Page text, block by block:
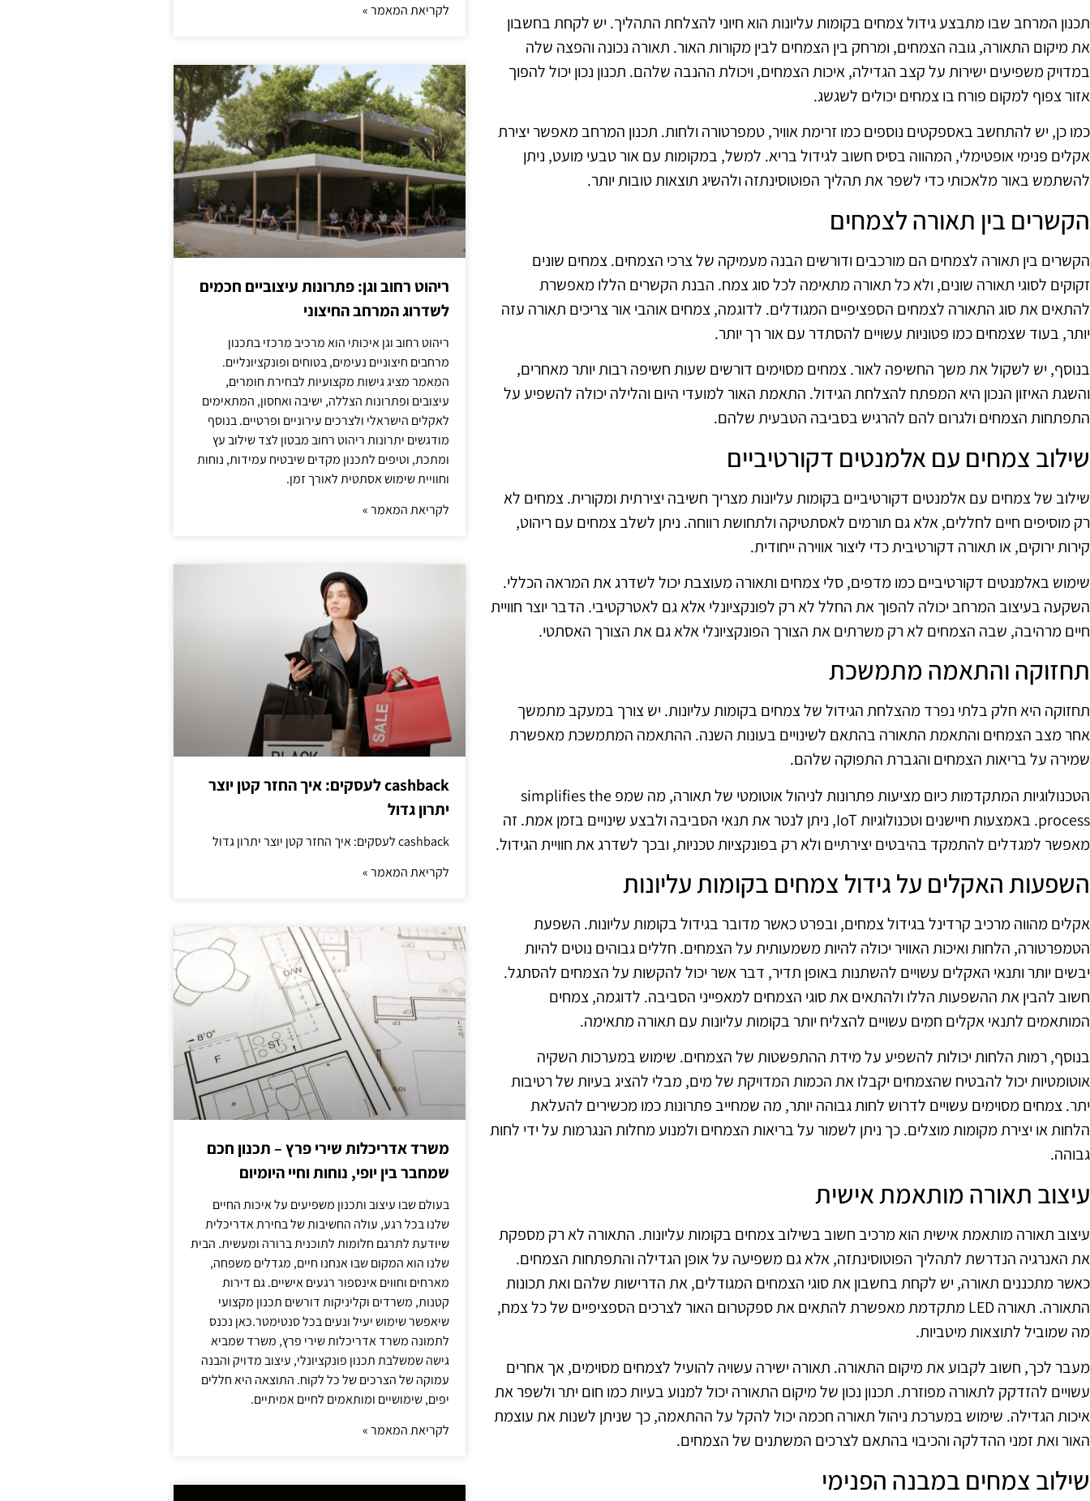
תכנון המרחב שבו מתבצע גידול צמחים בקומות עליונות הוא חיוני להצלחת התהליך. יש לקחת בחשבון
את מיקום התאורה, גובה הצמחים, ומרחק בין הצמחים לבין מקורות האור. תאורה נכונה והפצה שלה
במדויק משפיעים ישירות על קצב הגדילה, איכות הצמחים, ויכולת ההנבה שלהם. תכנון נכון יכול להפוך
אזור צפוף למקום פורח בו צמחים יכולים לשגשג.
כמו כן, יש להתחשב באספקטים נוספים כמו זרימת אוויר, טמפרטורה ולחות. תכנון המרחב מאפשר יצירת
אקלים פנימי אופטימלי, המהווה בסיס חשוב לגידול בריא. למשל, במקומות עם אור טבעי מועט, ניתן
להשתמש באור מלאכותי כדי לשפר את תהליך הפוטוסינתזה ולהשיג תוצאות טובות יותר.
הקשרים בין תאורה לצמחים
הקשרים בין תאורה לצמחים הם מורכבים ודורשים הבנה מעמיקה של צרכי הצמחים. צמחים שונים
זקוקים לסוגי תאורה שונים, ולא כל תאורה מתאימה לכל סוג צמח. הבנת הקשרים הללו מאפשרת
להתאים את סוג התאורה לצמחים הספציפיים המגודלים. לדוגמה, צמחים אוהבי אור צריכים תאורה עזה
יותר, בעוד שצמחים כמו פטוניות עשויים להסתדר עם אור רך יותר.
בנוסף, יש לשקול את משך החשיפה לאור. צמחים מסוימים דורשים שעות חשיפה רבות יותר מאחרים,
והשגת האיזון הנכון היא המפתח להצלחת הגידול. התאמת האור למועדי היום והלילה יכולה להשפיע על
התפתחות הצמחים ולגרום להם להרגיש בסביבה הטבעית שלהם.
שילוב צמחים עם אלמנטים דקורטיביים
שילוב של צמחים עם אלמנטים דקורטיביים בקומות עליונות מצריך חשיבה יצירתית ומקורית. צמחים לא
רק מוסיפים חיים לחללים, אלא גם תורמים לאסתטיקה ולתחושת רווחה. ניתן לשלב צמחים עם ריהוט,
קירות ירוקים, או תאורה דקורטיבית כדי ליצור אווירה ייחודית.
שימוש באלמנטים דקורטיביים כמו מדפים, סלי צמחים ותאורה מעוצבת יכול לשדרג את המראה הכללי.
השקעה בעיצוב המרחב יכולה להפוך את החלל לא רק לפונקציונלי אלא גם לאטרקטיבי. הדבר יוצר חוויית
חיים מרהיבה, שבה הצמחים לא רק משרתים את הצורך הפונקציונלי אלא גם את הצורך האסתטי.
תחזוקה והתאמה מתמשכת
תחזוקה היא חלק בלתי נפרד מהצלחת הגידול של צמחים בקומות עליונות. יש צורך במעקב מתמשך
אחר מצב הצמחים והתאמת התאורה בהתאם לשינויים בעונות השנה. ההתאמה המתמשכת מאפשרת
שמירה על בריאות הצמחים והגברת התפוקה שלהם.
הטכנולוגיות המתקדמות כיום מציעות פתרונות לניהול אוטומטי של תאורה, מה שמפ simplifies the
process. באמצעות חיישנים וטכנולוגיות IoT, ניתן לנטר את תנאי הסביבה ולבצע שינויים בזמן אמת. זה
מאפשר למגדלים להתמקד בהיבטים יצירתיים ולא רק בפונקציות טכניות, ובכך לשדרג את חוויית הגידול.
השפעות האקלים על גידול צמחים בקומות עליונות
אקלים מהווה מרכיב קרדינל בגידול צמחים, ובפרט כאשר מדובר בגידול בקומות עליונות. השפעת
הטמפרטורה, הלחות ואיכות האוויר יכולה להיות משמעותית על הצמחים. חללים גבוהים נוטים להיות
יבשים יותר ותנאי האקלים עשויים להשתנות באופן תדיר, דבר אשר יכול להקשות על הצמחים להסתגל.
חשוב להבין את ההשפעות הללו ולהתאים את סוגי הצמחים למאפייני הסביבה. לדוגמה, צמחים
המותאמים לתנאי אקלים חמים עשויים להצליח יותר בקומות עליונות עם תאורה מתאימה.
בנוסף, רמות הלחות יכולות להשפיע על מידת ההתפשטות של הצמחים. שימוש במערכות השקיה
אוטומטיות יכול להבטיח שהצמחים יקבלו את הכמות המדויקת של מים, מבלי להציג בעיות של רטיבות
יתר. צמחים מסוימים עשויים לדרוש לחות גבוהה יותר, מה שמחייב פתרונות כמו מכשירים להעלאת
הלחות או יצירת מקומות מוצלים. כך ניתן לשמור על בריאות הצמחים ולמנוע מחלות הנגרמות על ידי לחות
גבוהה.
עיצוב תאורה מותאמת אישית
עיצוב תאורה מותאמת אישית הוא מרכיב חשוב בשילוב צמחים בקומות עליונות. התאורה לא רק מספקת
את האנרגיה הנדרשת לתהליך הפוטוסינתזה, אלא גם משפיעה על אופן הגדילה והתפתחות הצמחים.
כאשר מתכננים תאורה, יש לקחת בחשבון את סוגי הצמחים המגודלים, את הדרישות שלהם ואת תכונות
התאורה. תאורה LED מתקדמת מאפשרת להתאים את ספקטרום האור לצרכים הספציפיים של כל צמח,
מה שמוביל לתוצאות מיטביות.
מעבר לכך, חשוב לקבוע את מיקום התאורה. תאורה ישירה עשויה להועיל לצמחים מסוימים, אך אחרים
עשויים להזדקק לתאורה מפוזרת. תכנון נכון של מיקום התאורה יכול למנוע בעיות כמו חום יתר ולשפר את
איכות הגדילה. שימוש במערכת ניהול תאורה חכמה יכול להקל על ההתאמה, כך שניתן לשנות את עוצמת
האור ואת זמני ההדלקה והכיבוי בהתאם לצרכים המשתנים של הצמחים.
שילוב צמחים במבנה הפנימי
לקריאת המאמר »
ריהוט רחוב וגן: פתרונות עיצוביים חכמים
לשדרוג המרחב החיצוני
ריהוט רחוב וגן איכותי הוא מרכיב מרכזי בתכנון
מרחבים חיצוניים נעימים, בטוחים ופונקציונליים.
המאמר מציג גישות מקצועיות לבחירת חומרים,
עיצובים ופתרונות הצללה, ישיבה ואחסון, המתאימים
לאקלים הישראלי ולצרכים עירוניים ופרטיים. בנוסף
מודגשים יתרונות ריהוט רחוב מבטון לצד שילוב עץ
ומתכת, וטיפים לתכנון מקדים שיבטיח עמידות, נוחות
וחוויית שימוש אסתטית לאורך זמן.
לקריאת המאמר »
cashback לעסקים: איך החזר קטן יוצר
יתרון גדול
cashback לעסקים: איך החזר קטן יוצר יתרון גדול
לקריאת המאמר »
משרד אדריכלות שירי פרץ – תכנון חכם
שמחבר בין יופי, נוחות וחיי היומיום
בעולם שבו עיצוב ותכנון משפיעים על איכות החיים
שלנו בכל רגע, עולה החשיבות של בחירת אדריכלית
שיודעת לתרגם חלומות לתוכנית ברורה ומעשית. הבית
שלנו הוא המקום שבו אנחנו חיים, מגדלים משפחה,
מארחים וחווים אינספור רגעים אישיים. גם דירות
קטנות, משרדים וקליניקות דורשים תכנון מקצועי
שיאפשר שימוש יעיל ונעים בכל סנטימטר.כאן נכנס
לתמונה משרד אדריכלות שירי פרץ, משרד שמביא
גישה שמשלבת תכנון פונקציונלי, עיצוב מדויק והבנה
עמוקה של הצרכים של כל לקוח. התוצאה היא חללים
יפים, שימושיים ומותאמים לחיים אמיתיים.
לקריאת המאמר »